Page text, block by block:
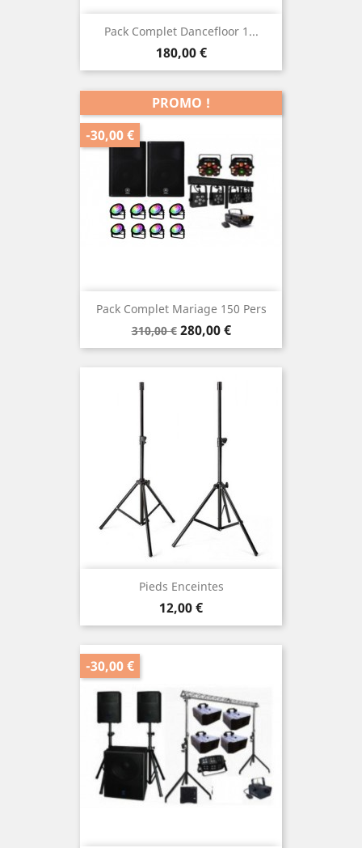
Pack Complet Dancefloor 1...
Prix
180,00 €
Pack Complet Mariage 150 Pers
Prix
de
310,00 € Prix
280,00 €
PROMO !
-30,00 €
Pieds Enceintes
Prix
12,00 €
-30,00 €